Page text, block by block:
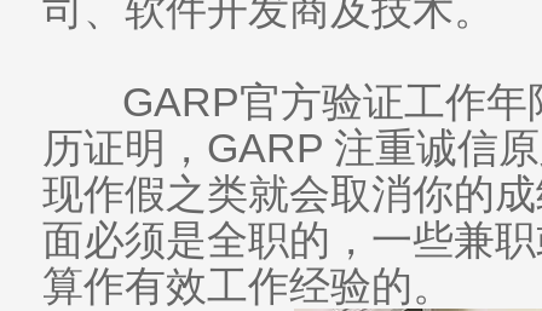
司、软件开发商及技术。
GARP官方验证工作年
历证明，GARP 注重诚信
现作假之类就会取消你的
面必须是全职的，一些兼
算作有效工作经验的。